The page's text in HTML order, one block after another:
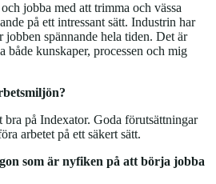
jobba med att trimma och vässa
på ett intressant sätt. Industrin har
spännande hela tiden. Det är
både kunskaper, processen och mig
bra på Indexator. Goda förutsättningar
arbetet på ett säkert sätt.
som är nyfiken på att börja jobba